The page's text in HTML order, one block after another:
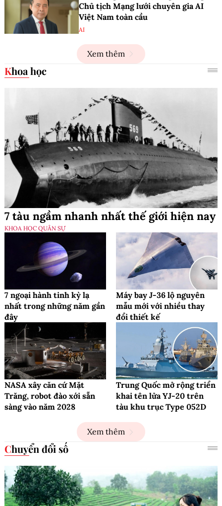
Chủ tịch Mạng lưới chuyên gia AI
Việt Nam toàn cầu
AI
Xem thêm
Khoa học
7 tàu ngầm nhanh nhất thế giới hiện nay
KHOA HỌC QUÂN SỰ
7 ngoại hành tinh kỳ lạ
nhất trong những năm gần
đây
Máy bay J-36 lộ nguyên
mẫu mới với nhiều thay
đổi thiết kế
NASA xây căn cứ Mặt
Trăng, robot đào xới sẵn
sàng vào năm 2028
Trung Quốc mở rộng triển
khai tên lửa YJ-20 trên
tàu khu trục Type 052D
Xem thêm
Chuyển đổi số